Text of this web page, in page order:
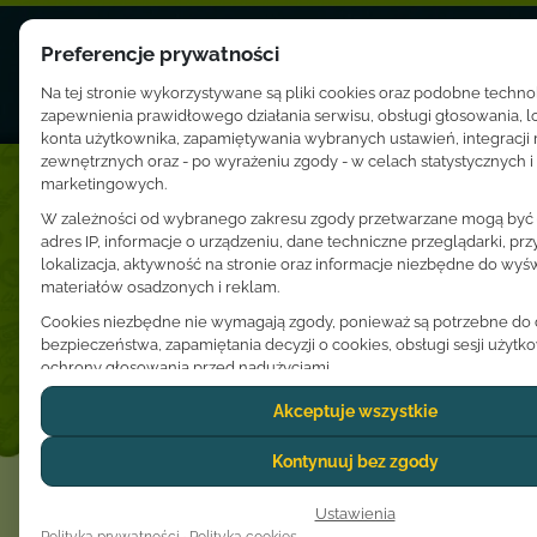
Preferencje prywatności
Na tej stronie wykorzystywane są pliki cookies oraz podobne
zapewnienia prawidłowego działania serwisu, obsługi głosowania,
konta użytkownika, zapamiętywania wybranych ustawień, integracji
zewnętrznych oraz - po wyrażeniu zgody - w celach statystycznych i
marketingowych.
W zależności od wybranego zakresu zgody przetwarzane mogą być
adres IP, informacje o urządzeniu, dane techniczne przeglądarki,
lokalizacja, aktywność na stronie oraz informacje niezbędne do
materiałów osadzonych i reklam.
Cookies niezbędne nie wymagają zgody, ponieważ są potrzebne do
bezpieczeństwa, zapamiętania decyzji o cookies, obsługi sesji
ochrony głosowania przed nadużyciami.
Dostawcy usług zewnętrznych, tacy jak Google lub YouTube, mogą
osobowe użytkownika zgodnie z własnymi zasadami prywatności. W
przypadkach dane mogą być przekazywane poza Europejski Obszar
może wiązać się z odmiennym poziomem ochrony danych.
Zgoda jest dobrowolna i może zostać udzielona dla wszystkich
lub ograniczona do wybranych ustawień. Wyrażoną decyzję można
Akceptuje wszystkie
Kontynuuj bez zgody
Ustawienia
Adam i Karolina Krawczyk
Agnieszka Ptak
Alina Trzeciak
Andrea Rischka